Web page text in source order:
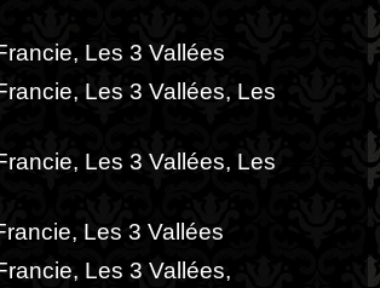
Les 3 Vallées
Les 3 Vallées, Les
Les 3 Vallées, Les
Les 3 Vallées
Les 3 Vallées,